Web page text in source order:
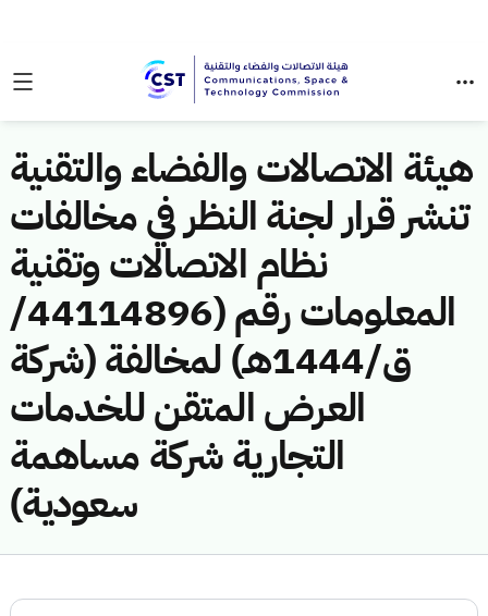
هيئة الاتصالات والفضاء والتقنية
تنشر قرار لجنة النظر في مخالفات
نظام الاتصالات وتقنية
المعلومات رقم (44114896/
ق/1444هـ) لمخالفة (شركة
العرض المتقن للخدمات
التجارية شركة مساهمة
سعودية)